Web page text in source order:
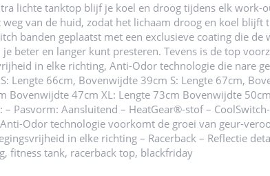
lichte tanktop blijf je koel en droog tijdens elk work-
van de huid, zodat het lichaam droog en koel
banden geplaatst met een exclusieve coating die
je beter en langer kunt presteren. Tevens is de top
in elke richting, Anti-Odor technologie die nare
Lengte 66cm, Bovenwijdte 39cm S: Lengte 67cm,
Bovenwijdte 47cm XL: Lengte 73cm Bovenwijdte
– Pasvorm: Aansluitend – HeatGear®-stof –
Odor technologie voorkomt de groei van geur-
in elke richting – Racerback – Reflectie
fitness tank, racerback top, blackfriday